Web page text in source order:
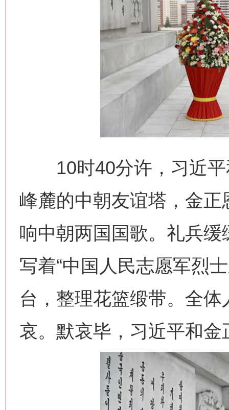
10时40分许，习近平
峰麓的中朝友谊塔，金
响中朝两国国歌。礼兵
写着“中国人民志愿军烈
台，整理花篮缎带。全
哀。默哀毕，习近平和